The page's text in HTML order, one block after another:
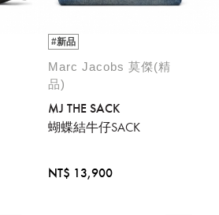
#新品
Marc Jacobs 莫傑(精
品)
MJ THE SACK
蝴蝶結牛仔SACK
NT$ 13,900